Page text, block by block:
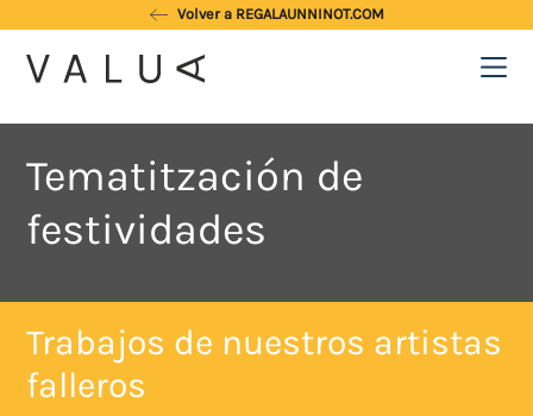
content
Volver a REGALAUNNINOT.COM
nuestros artistas
falleros y foguereros
Tematitzación de
festividades
Trabajos de nuestros artistas
falleros